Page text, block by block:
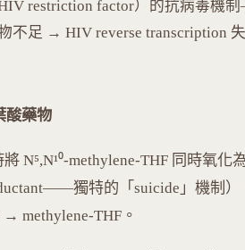
HIV restriction factor）的抗病毒
不足 → HIV reverse transcription
酸藥物
N⁵,N¹⁰-methylene-THF 同時氧化
獨特的「suicide」機制）
methylene-THF。